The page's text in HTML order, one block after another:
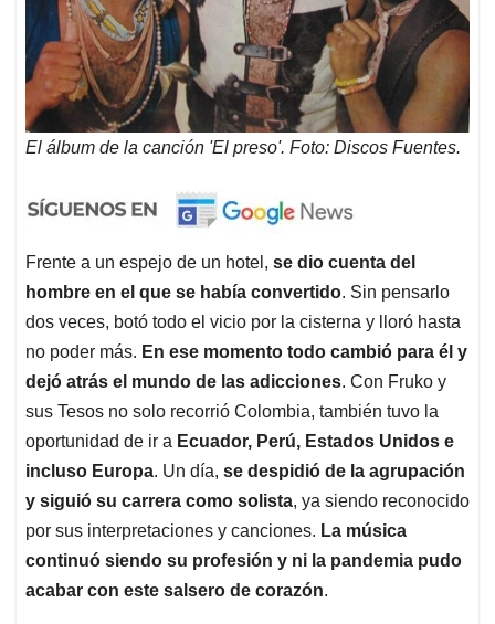
El álbum de la canción 'El preso'. Foto: Discos Fuentes.
Frente a un espejo de un hotel, se dio cuenta del
hombre en el que se había convertido. Sin pensarlo
dos veces, botó todo el vicio por la cisterna y lloró hasta
no poder más. En ese momento todo cambió para él y
dejó atrás el mundo de las adicciones. Con Fruko y
sus Tesos no solo recorrió Colombia, también tuvo la
oportunidad de ir a Ecuador, Perú, Estados Unidos e
incluso Europa. Un día, se despidió de la agrupación
y siguió su carrera como solista, ya siendo reconocido
por sus interpretaciones y canciones. La música
continuó siendo su profesión y ni la pandemia pudo
acabar con este salsero de corazón.